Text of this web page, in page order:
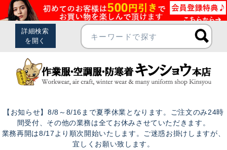
【お知らせ】8/8～8/16まで夏季休業となります。ご注文のみ24時
間受付、その他の業務は全てお休みさせていただきます。
業務再開は8/17より順次開始いたします。ご迷惑お掛けしますが、
宜しくお願い致します。